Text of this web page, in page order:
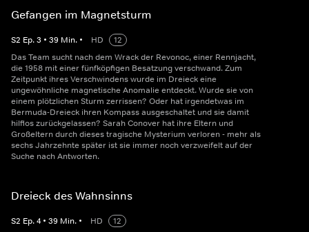
Gefangen im Magnetsturm
S2 Ep.3 • 39 Min. • HD
12
Das Team sucht nach dem Wrack der Revonoc, einer Rennjacht,
die 1958 mit einer fünfköpfigen Besatzung verschwand. Zum
Zeitpunkt ihres Verschwindens wurde im Dreieck eine
ungewöhnliche magnetische Anomalie entdeckt. Wurde sie von
einem plötzlichen Sturm zerrissen? Oder hat irgendetwas im
Bermuda-Dreieck ihren Kompass ausgeschaltet und sie damit
hilflos zurückgelassen? Sarah Conover hat ihre Eltern und
Großeltern durch dieses tragische Mysterium verloren - mehr als
sechs Jahrzehnte später ist sie immer noch verzweifelt auf der
Suche nach Antworten.
Dreieck des Wahnsinns
S2 Ep.4 • 39 Min. • HD
12